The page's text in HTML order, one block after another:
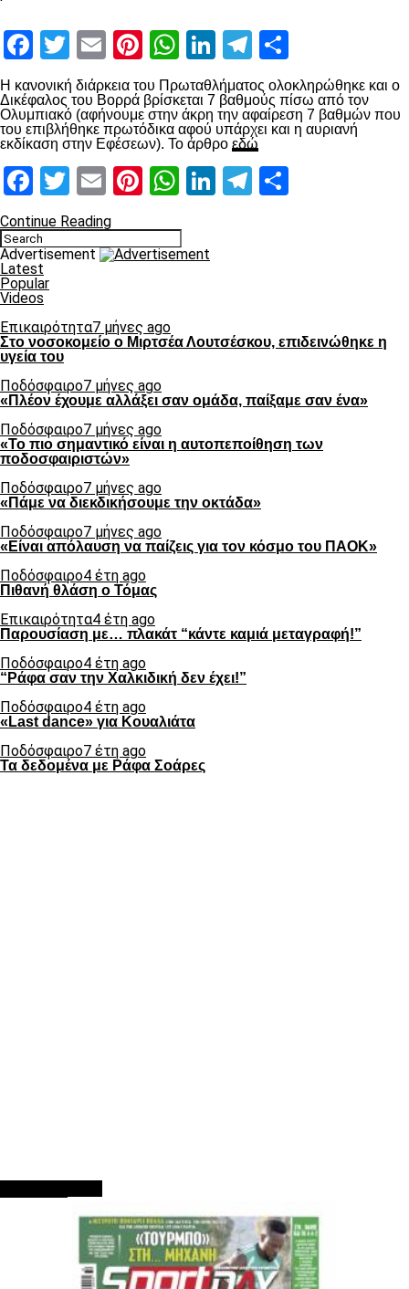
Facebook
Twitter
EmailPinterest
WhatsApp
LinkedIn
Telegram
Η κανονική διάρκεια του Πρωταθλήματος ολοκληρώθηκε και ο
Δικέφαλος του Βορρά βρίσκεται 7 βαθμούς πίσω από τον
Ολυμπιακό (αφήνουμε στην άκρη την αφαίρεση 7 βαθμών που
του επιβλήθηκε πρωτόδικα αφού υπάρχει και η αυριανή
εκδίκαση στην Εφέσεων). Το άρθρο εδώ
Facebook
Twitter
EmailPinterest
WhatsApp
LinkedIn
Telegram
Continue Reading
Advertisement
Latest
Popular
Videos
Επικαιρότητα7 μήνες ago
Στο νοσοκομείο ο Μιρτσέα Λουτσέσκου, επιδεινώθηκε η
υγεία του
Ποδόσφαιρο7 μήνες ago
«Πλέον έχουμε αλλάξει σαν ομάδα, παίξαμε σαν ένα»
Ποδόσφαιρο7 μήνες ago
«Το πιο σημαντικό είναι η αυτοπεποίθηση των
ποδοσφαιριστών»
Ποδόσφαιρο7 μήνες ago
«Πάμε να διεκδικήσουμε την οκτάδα»
Ποδόσφαιρο7 μήνες ago
«Είναι απόλαυση να παίζεις για τον κόσμο του ΠΑΟΚ»
Ποδόσφαιρο4 έτη ago
Πιθανή θλάση ο Τόμας
Επικαιρότητα4 έτη ago
Παρουσίαση με… πλακάτ “κάντε καμιά μεταγραφή!”
Ποδόσφαιρο4 έτη ago
“Ράφα σαν την Χαλκιδική δεν έχει!”
Ποδόσφαιρο4 έτη ago
«Last dance» για Κουαλιάτα
Ποδόσφαιρο7 έτη ago
Τα δεδομένα με Ράφα Σοάρες